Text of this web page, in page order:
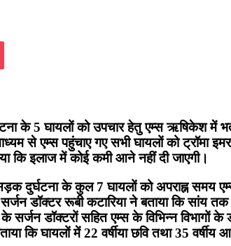
Pocket
के 5 घायलों को उपचार हेतु एम्स ऋषिकेश में
से एम्स पहुंचाए गए सभी घायलों को ट्रॉमा
कि इलाज में कोई कमी आने नहीं दी जाएगी।
दुर्घटना के कुल 7 घायलों को अपराह्न समय
डॉक्टर रूबी कटारिया ने बताया कि सांय तक
डॉक्टरों सहित एम्स के विभिन्न विभागों
कि घायलों में 22 वर्षीया छवि तथा 35